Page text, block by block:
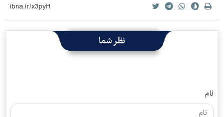
نظر شما
نام